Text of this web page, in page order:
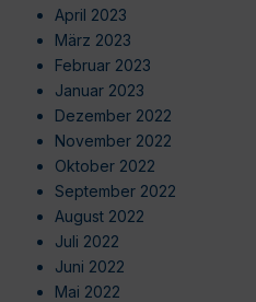
April 2023
März 2023
Februar 2023
Januar 2023
Dezember 2022
November 2022
Oktober 2022
September 2022
August 2022
Juli 2022
Juni 2022
Mai 2022